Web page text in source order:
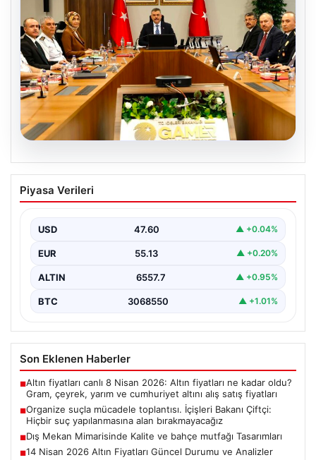
Organize suçla mücadele toplantısı.
İçişleri Bakanı Çiftçi: Hiçbir suç
Piyasa Verileri
USD 47.60 ▲ +0.04%
EUR 55.13 ▲ +0.20%
ALTIN 6557.7 ▲ +0.95%
BTC 3068550 ▲ +1.01%
Son Eklenen Haberler
■Altın fiyatları canlı 8 Nisan 2026: Altın fiyatları ne kadar oldu?
Gram, çeyrek, yarım ve cumhuriyet altını alış satış fiyatları
■Organize suçla mücadele toplantısı. İçişleri Bakanı Çiftçi:
Hiçbir suç yapılanmasına alan bırakmayacağız
■Dış Mekan Mimarisinde Kalite ve bahçe mutfağı Tasarımları
■14 Nisan 2026 Altın Fiyatları Güncel Durumu ve Analizler